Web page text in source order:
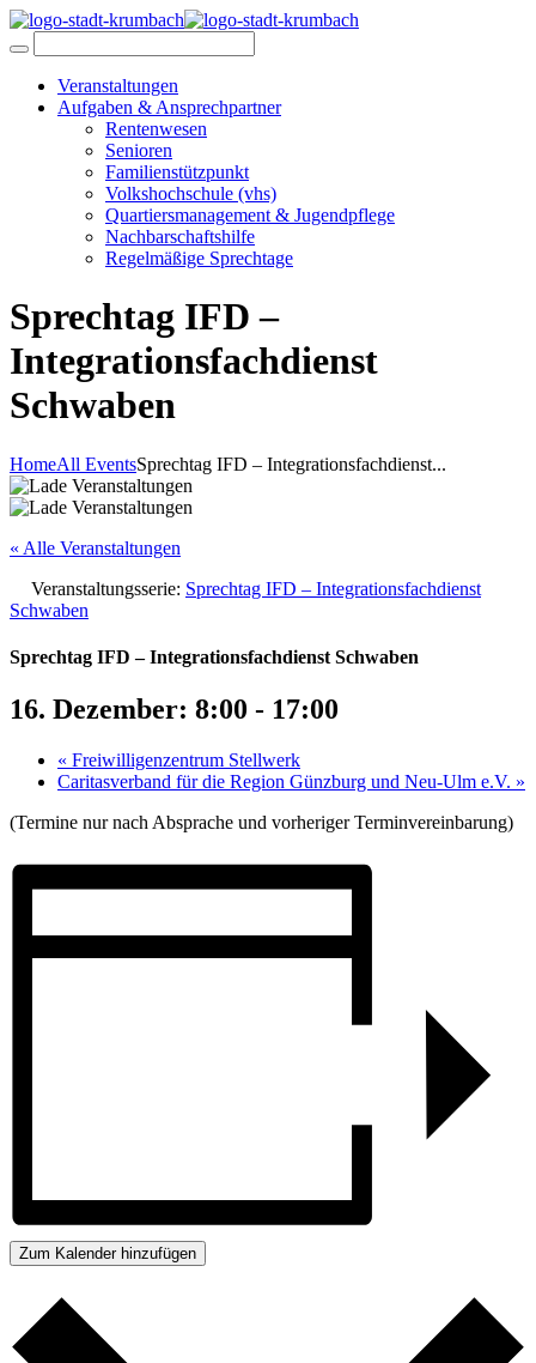
Veranstaltungen
Aufgaben & Ansprechpartner
Rentenwesen
Senioren
Familienstützpunkt
Volkshochschule (vhs)
Quartiersmanagement & Jugendpflege
Nachbarschaftshilfe
Regelmäßige Sprechtage
Sprechtag IFD –
Integrationsfachdienst
Schwaben
HomeAll EventsSprechtag IFD – Integrationsfachdienst...
« Alle Veranstaltungen
Veranstaltungsserie: Sprechtag IFD – Integrationsfachdienst
Schwaben
Sprechtag IFD – Integrationsfachdienst Schwaben
16. Dezember: 8:00 - 17:00
« Freiwilligenzentrum Stellwerk
Caritasverband für die Region Günzburg und Neu-Ulm e.V. »
(Termine nur nach Absprache und vorheriger Terminvereinbarung)
Zum Kalender hinzufügen